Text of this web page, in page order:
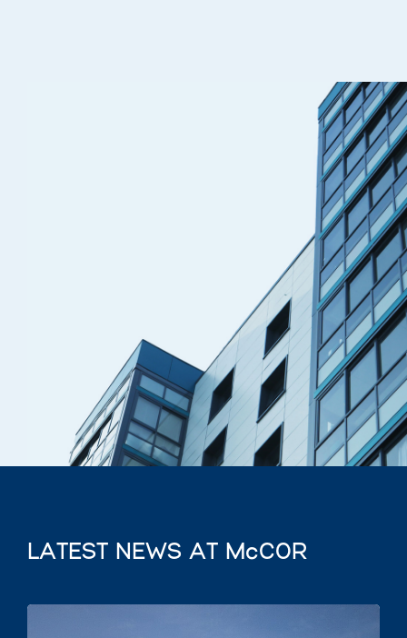
LATEST NEWS AT McCOR